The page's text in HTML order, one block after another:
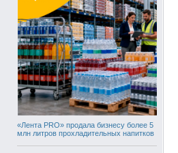
«Лента PRO» продала бизнесу более 5
млн литров прохладительных напитков